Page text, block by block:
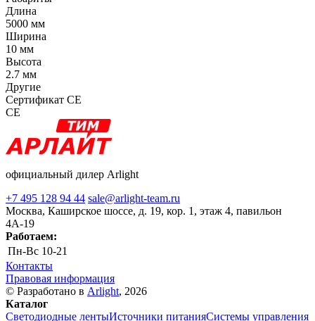
Длина
5000 мм
Ширина
10 мм
Высота
2.7 мм
Другие
Сертификат CE
CE
официальный дилер Arlight
+7 495 128 94 44 sale@arlight-team.ru
Москва, Каширское шоссе, д. 19, кор. 1, этаж 4, павильон
4А-19
Работаем:
Пн-Вс 10-21
Контакты
Правовая информация
© Разработано в Arlight, 2026
Каталог
Светодиодные лентыИсточники питанияСистемы управления